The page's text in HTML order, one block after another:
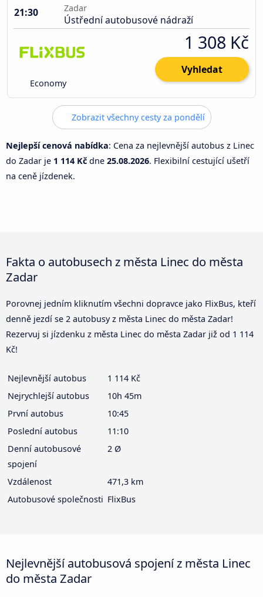
21:30
Zadar
Ústřední autobusové nádraží
Economy
1 308 Kč
Vyhledat
Zobrazit všechny cesty za pondělí
Nejlepší cenová nabídka: Cena za nejlevnější autobus z Linec
do Zadar je 1 114 Kč dne 25.08.2026. Flexibilní cestující ušetří
na ceně jízdenek.
Fakta o autobusech z města Linec do města
Zadar
Porovnej jedním kliknutím všechni dopravce jako FlixBus, kteří
denně jezdí se 2 autobusy z města Linec do města Zadar!
Rezervuj si jízdenku z města Linec do města Zadar již od 1 114
Kč!
Nejlevnější autobus
1 114 Kč
Nejrychlejší autobus
10h 45m
První autobus
10:45
Poslední autobus
11:10
Denní autobusové
spojení
2 Ø
Vzdálenost
471,3 km
Autobusové společnosti FlixBus
Nejlevnější autobusová spojení z města Linec
do města Zadar